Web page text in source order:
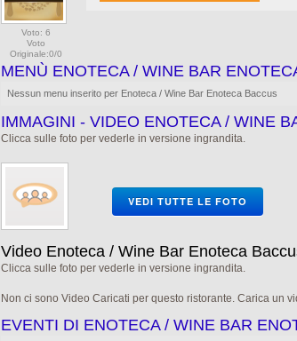
Voto: 6
Voto
Originale:0/0
MENÙ ENOTECA / WINE BAR
Nessun menu inserito per Enoteca / Wine Bar Enoteca Baccus
IMMAGINI - VIDEO ENOTECA / WINE
Clicca sulle foto per vederle in versione ingrandita.
VEDI TUTTE LE FOTO
Video Enoteca / Wine Bar Enoteca
Clicca sulle foto per vederle in versione ingrandita.
Non ci sono Video Caricati per questo ristorante. Carica un
EVENTI DI ENOTECA / WINE BAR